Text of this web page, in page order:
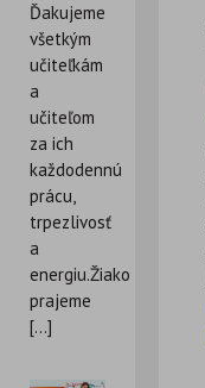
Ďakujeme
všetkým
učiteľkám
a
učiteľom
za ich
každodennú
prácu,
trpezlivosť
a
energiu.Žiakom
prajeme
[...]